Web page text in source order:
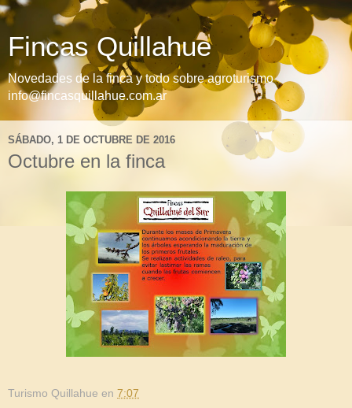
Fincas Quillahue
Novedades de la finca y todo sobre agroturismo
info@fincasquillahue.com.ar
SÁBADO, 1 DE OCTUBRE DE 2016
Octubre en la finca
Turismo Quillahue en 7:07